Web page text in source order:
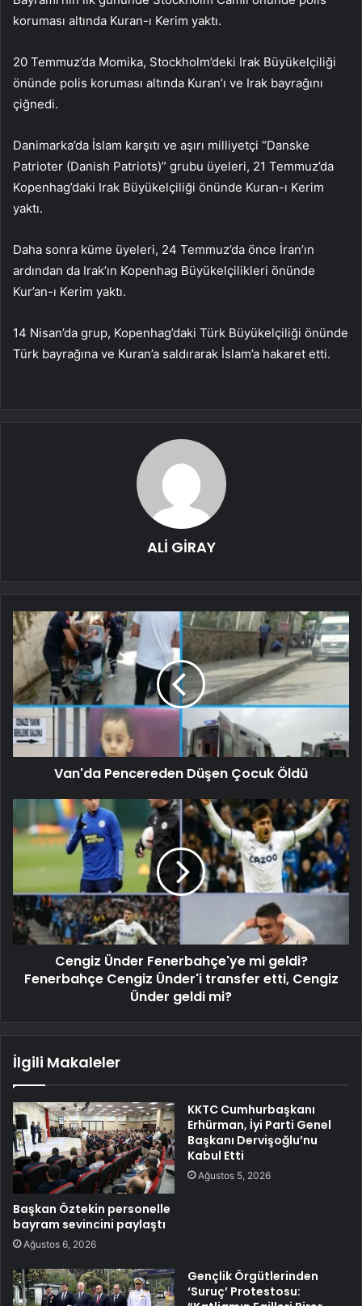
koruması altında Kuran-ı Kerim yaktı.
20 Temmuz’da Momika, Stockholm’deki Irak Büyükelçiliği
önünde polis koruması altında Kuran’ı ve Irak bayrağını
çiğnedi.
Danimarka’da İslam karşıtı ve aşırı milliyetçi “Danske
Patrioter (Danish Patriots)” grubu üyeleri, 21 Temmuz’da
Kopenhag’daki Irak Büyükelçiliği önünde Kuran-ı Kerim
yaktı.
Daha sonra küme üyeleri, 24 Temmuz’da önce İran’ın
ardından da Irak’ın Kopenhag Büyükelçilikleri önünde
Kur’an-ı Kerim yaktı.
14 Nisan’da grup, Kopenhag’daki Türk Büyükelçiliği önünde
Türk bayrağına ve Kuran’a saldırarak İslam’a hakaret etti.
ALİ GİRAY
Van'da Pencereden Düşen Çocuk Öldü
Cengiz Ünder Fenerbahçe'ye mi geldi?
Fenerbahçe Cengiz Ünder'i transfer etti, Cengiz
Ünder geldi mi?
İlgili Makaleler
Başkan Öztekin personelle
bayram sevincini paylaştı
Ağustos 6, 2026
KKTC Cumhurbaşkanı
Erhürman, İyi Parti Genel
Başkanı Dervişoğlu’nu
Kabul Etti
Ağustos 5, 2026
Gençlik Örgütlerinden
‘Suruç’ Protestosu: